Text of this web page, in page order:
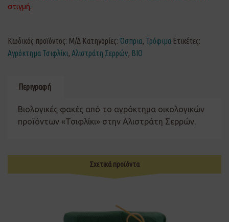
στιγμή.
Κωδικός προϊόντος: Μ/Δ Κατηγορίες: Όσπρια, Τρόφιμα Ετικέτες:
Αγρόκτημα Τσιφλίκι, Αλιστράτη Σερρών, ΒΙΟ
Περιγραφή
Βιολογικές φακές από το αγρόκτημα οικολογικών
προϊόντων «Τσιφλίκι» στην Αλιστράτη Σερρών.
Σχετικά προϊόντα